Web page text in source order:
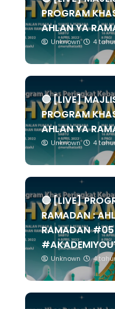
PROGRAM
AHLAN YA
Unknown 4
🔴 [LIVE]
PROGRAM
AHLAN YA
Unknown 4
🔴 [LIVE]
RAMADAN :
RAMADAN #05
Unknown 4